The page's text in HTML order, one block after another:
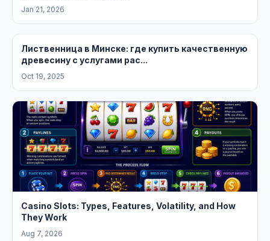
Jan 21, 2026
Лиственница в Минске: где купить качественную
древесину с услугами рас...
Oct 19, 2025
Casino Slots: Types, Features, Volatility, and How
They Work
Aug 7, 2026